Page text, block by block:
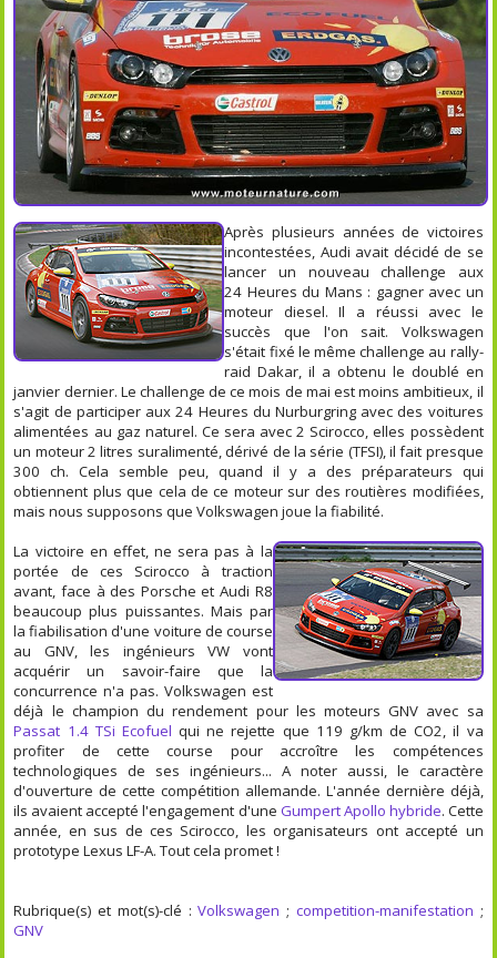
Après plusieurs années de victoires
incontestées, Audi avait décidé de se
lancer un nouveau challenge aux
24 Heures du Mans : gagner avec un
moteur diesel. Il a réussi avec le
succès que l'on sait. Volkswagen
s'était fixé le même challenge au rally-
raid Dakar, il a obtenu le doublé en
janvier dernier. Le challenge de ce mois de mai est moins ambitieux, il
s'agit de participer aux 24 Heures du Nurburgring avec des voitures
alimentées au gaz naturel. Ce sera avec 2 Scirocco, elles possèdent
un moteur 2 litres suralimenté, dérivé de la série (TFSI), il fait presque
300 ch. Cela semble peu, quand il y a des préparateurs qui
obtiennent plus que cela de ce moteur sur des routières modifiées,
mais nous supposons que Volkswagen joue la fiabilité.
La victoire en effet, ne sera pas à la
portée de ces Scirocco à traction
avant, face à des Porsche et Audi R8
beaucoup plus puissantes. Mais par
la fiabilisation d'une voiture de course
au GNV, les ingénieurs VW vont
acquérir un savoir-faire que la
concurrence n'a pas. Volkswagen est
déjà le champion du rendement pour les moteurs GNV avec sa
Passat 1.4 TSi Ecofuel qui ne rejette que 119 g/km de CO2, il va
profiter de cette course pour accroître les compétences
technologiques de ses ingénieurs... A noter aussi, le caractère
d'ouverture de cette compétition allemande. L'année dernière déjà,
ils avaient accepté l'engagement d'une Gumpert Apollo hybride. Cette
année, en sus de ces Scirocco, les organisateurs ont accepté un
prototype Lexus LF-A. Tout cela promet !
Rubrique(s) et mot(s)-clé :Volkswagen ; competition-manifestation ;
GNV